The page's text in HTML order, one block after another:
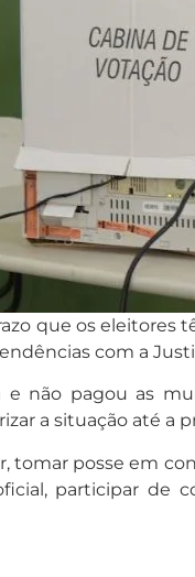
que os
com a
não pagou as
a situação até a
posse em
participar de